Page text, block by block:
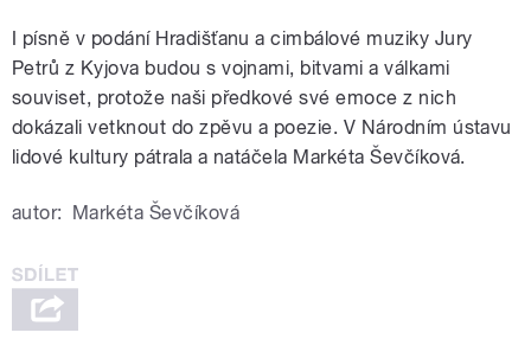
I písně v podání Hradišťanu a cimbálové muziky Jury
Petrů z Kyjova budou s vojnami, bitvami a válkami
souviset, protože naši předkové své emoce z nich
dokázali vetknout do zpěvu a poezie. V Národním ústavu
lidové kultury pátrala a natáčela Markéta Ševčíková.
autor: Markéta Ševčíková